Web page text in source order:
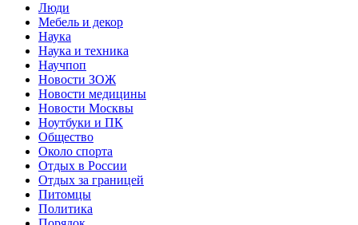
Люди
Мебель и декор
Наука
Наука и техника
Научпоп
Новости ЗОЖ
Новости медицины
Новости Москвы
Ноутбуки и ПК
Общество
Около спорта
Отдых в России
Отдых за границей
Питомцы
Политика